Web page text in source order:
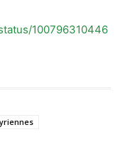
100796310446